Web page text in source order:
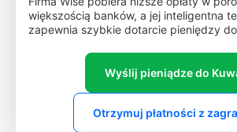
większością banków, a jej inteligentna
zapewnia szybkie dotarcie pieniędzy
Wyślij pieniądze do
Otrzymuj płatności z